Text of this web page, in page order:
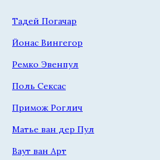
Тадей Погачар
Йонас Вингегор
Ремко Эвенпул
Поль Сексас
Примож Роглич
Матье ван дер Пул
Ваут ван Арт